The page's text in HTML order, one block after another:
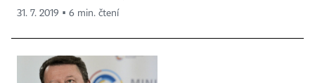
31. 7. 2019 ▪ 6 min. čtení